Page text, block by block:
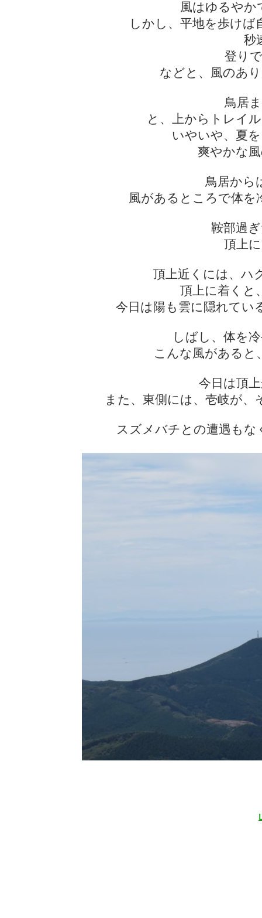
風はゆるやか
しかし、平地を歩けば
秒
登り
などと、風のあ
鳥居
と、上からトレイ
いやいや、夏
爽やかな
鳥居から
風があるところで体を
鞍部過
頂上
頂上近くには、ハ
頂上に着くと
今日は陽も雲に隠れてい
しばし、体を
こんな風があると
今日は頂
また、東側には、壱岐が
スズメバチとの遭遇もな